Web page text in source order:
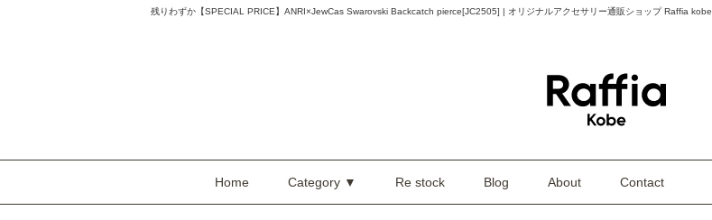
残りわずか 【SPECIAL PRICE】ANRI×JewCas Swarovski Backcatch pierce[JC2505] | オリジナルアクセサリー通販ショップ Raffia kobe
Home Category ▼ Re stock Blog About Contact